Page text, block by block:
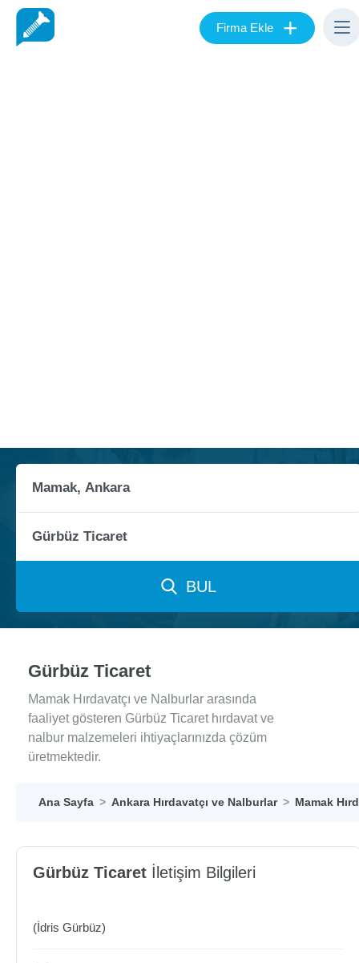
Firma Ekle +
BUL
Gürbüz Ticaret
Mamak Hırdavatçı ve Nalburlar arasında
faaliyet gösteren Gürbüz Ticaret hırdavat ve
nalbur malzemeleri ihtiyaçlarınızda çözüm
üretmektedir.
Ana Sayfa Ankara Hırdavatçı ve Nalburlar Mamak
Gürbüz Ticaret İletişim Bilgileri
(İdris Gürbüz)